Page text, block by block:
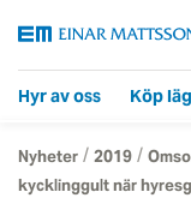
Hyr av oss Köp
Nyheter / 2019 /
kycklinggult när